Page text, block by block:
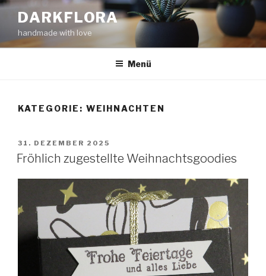
Zum
Inhalt
springen
DARKFLORA
handmade with love
Menü
KATEGORIE: WEIHNACHTEN
VERÖFFENTLICHT
AM
31. DEZEMBER 2025
Fröhlich zugestellte Weihnachtsgoodies